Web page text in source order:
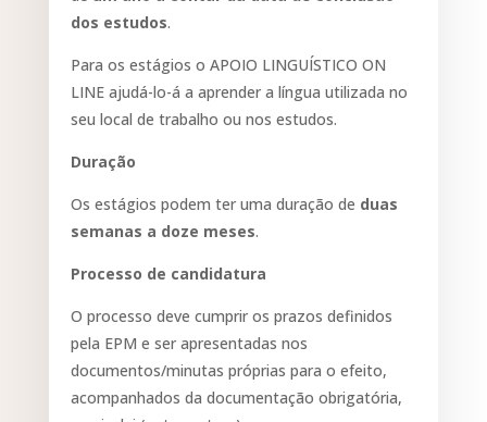
dos estudos.
Para os estágios o APOIO LINGUÍSTICO ON
LINE ajudá-lo-á a aprender a língua utilizada no
seu local de trabalho ou nos estudos.
Duração
Os estágios podem ter uma duração de duas
semanas a doze meses.
Processo de candidatura
O processo deve cumprir os prazos definidos
pela EPM e ser apresentadas nos
documentos/minutas próprias para o efeito,
acompanhados da documentação obrigatória,